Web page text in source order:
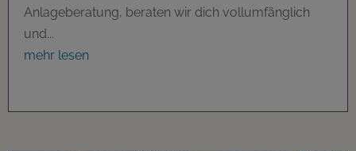
Anlageberatung, beraten wir dich vollumfänglich
und...
mehr lesen